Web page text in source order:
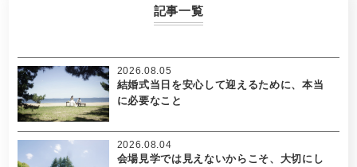
記事一覧
結婚式当日を安心して迎えるために、本当
に必要なこと
2026.08.05
会場見学では見えないからこそ、大切にし
2026.08.04